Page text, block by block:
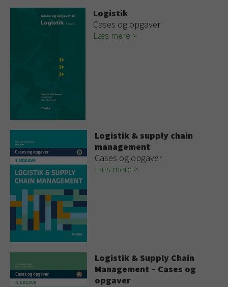
Logistik
Cases og opgaver
Læs mere
Logistik & supply chain
management
Cases og opgaver
Læs mere
Logistik & Supply Chain
Management – Cases og
opgaver